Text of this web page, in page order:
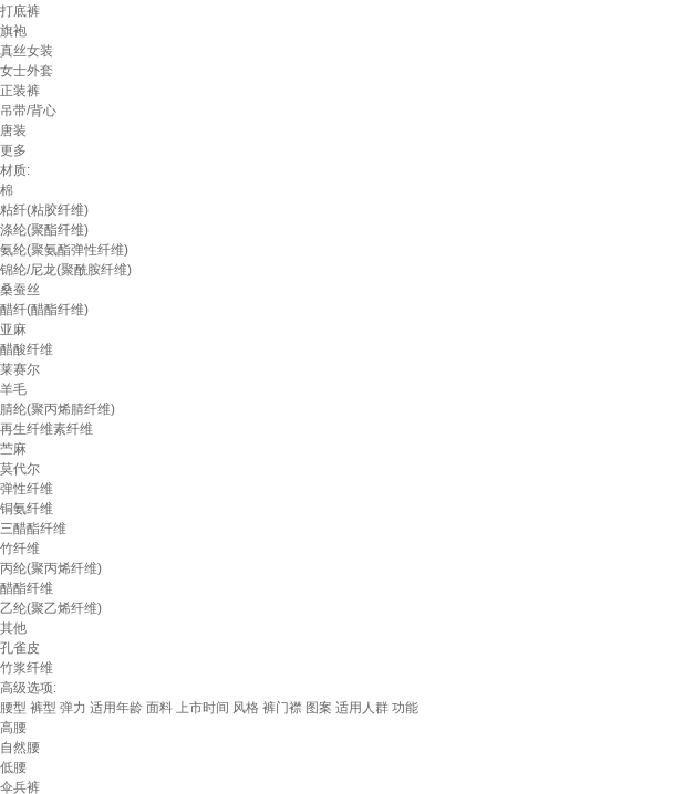
打底裤
旗袍
真丝女装
女士外套
正装裤
吊带/背心
唐装
更多
材质:
棉
粘纤(粘胶纤维)
涤纶(聚酯纤维)
氨纶(聚氨酯弹性纤维)
锦纶/尼龙(聚酰胺纤维)
桑蚕丝
醋纤(醋酯纤维)
亚麻
醋酸纤维
莱赛尔
羊毛
腈纶(聚丙烯腈纤维)
再生纤维素纤维
苎麻
莫代尔
弹性纤维
铜氨纤维
三醋酯纤维
竹纤维
丙纶(聚丙烯纤维)
醋酯纤维
乙纶(聚乙烯纤维)
其他
孔雀皮
竹浆纤维
高级选项:
腰型 裤型 弹力 适用年龄 面料 上市时间 风格 裤门襟 图案 适用人群 功能
高腰
自然腰
低腰
伞兵裤